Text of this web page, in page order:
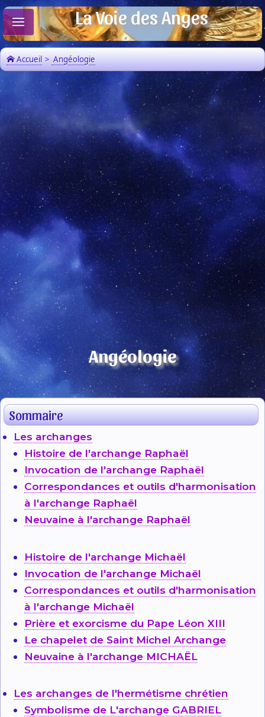
La Voie des Anges
Accueil > Angéologie
Angéologie
Sommaire
Les archanges
Histoire de l'archange Raphaël
Invocation de l'archange Raphaël
Correspondances et outils d'harmonisation
à l'archange Raphaël
Neuvaine à l'archange Raphaël
Histoire de l'archange Michaël
Invocation de l'archange Michaël
Correspondances et outils d'harmonisation
à l'archange Michaël
Prière et exorcisme du Pape Léon XIII
Le chapelet de Saint Michel Archange
Neuvaine à l'archange MICHAËL
Les archanges de l'hermétisme chrétien
Symbolisme de L'archange GABRIEL